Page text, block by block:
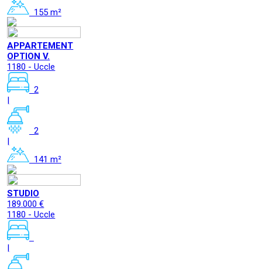
155 m²
APPARTEMENT
OPTION V.
1180 - Uccle
2
2
|
141 m²
STUDIO
189.000 €
1180 - Uccle
|